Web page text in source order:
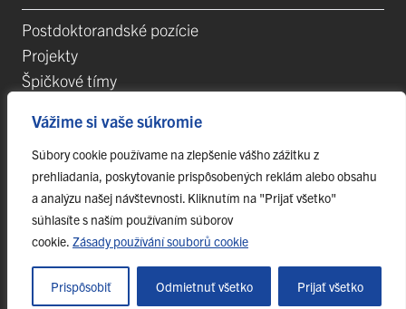
Vážime si vaše súkromie
Súbory cookie používame na zlepšenie vášho zážitku z
prehliadania, poskytovanie prispôsobených reklám alebo obsahu
a analýzu našej návštevnosti. Kliknutím na "Prijať všetko"
súhlasíte s naším používaním súborov
cookie. Zásady používání souborů cookie
Prispôsobiť Odmietnuť všetko Prijať všetko
Postdoktorandské pozície
Projekty
Špičkové tímy
Vedecké parky
Evidencia publikačnej činnosti
Habilitačné a vymenúvacie konania
© 2023 Univerzita Pavla Jozefa Šafárika v Košiciach, webmaster@upjs.sk